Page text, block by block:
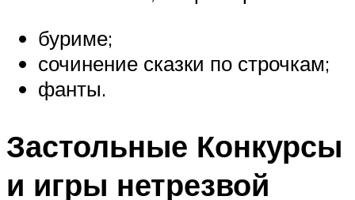
буриме;
сочинение сказки по строчкам;
фанты.
Застольные Конкурсы
и игры нетрезвой